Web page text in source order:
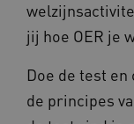
jij hoe OER je
Doe de test
de principes
FPLC